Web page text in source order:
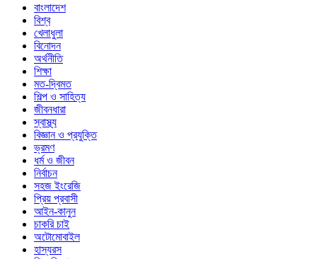
বাংলাদেশ
বিশ্ব
খেলাধুলা
বিনোদন
অর্থনীতি
শিক্ষা
মত-দ্বিমত
শিল্প ও সাহিত্য
জীবনধারা
স্বাস্থ্য
বিজ্ঞান ও প্রযুক্তি
ভ্রমণ
ধর্ম ও জীবন
নির্বাচন
সহজ ইংরেজি
প্রিয় প্রবাসী
আইন-কানুন
চাকরি চাই
অটোমোবাইল
হাস্যরস